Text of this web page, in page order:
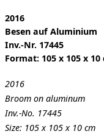
2016
Besen auf Aluminium
Inv.-Nr. 17445
Format: 105 x 105 x 10
2016
Broom on aluminum
Inv.-No. 17445
Size: 105 x 105 x 10 cm